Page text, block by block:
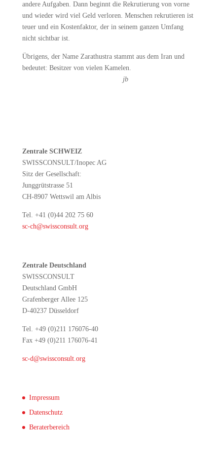
andere Aufgaben. Dann beginnt die Rekrutierung von vorne
und wieder wird viel Geld verloren. Menschen rekrutieren ist
teuer und ein Kostenfaktor, der in seinem ganzen Umfang
nicht sichtbar ist.
Übrigens, der Name Zarathustra stammt aus dem Iran und
bedeutet: Besitzer von vielen Kamelen.
jb
Zentrale SCHWEIZ
SWISSCONSULT/Inopec AG
Sitz der Gesellschaft:
Junggrütstrasse 51
CH-8907 Wettswil am Albis
Tel. +41 (0)44 202 75 60
sc-ch@swissconsult.org
Zentrale Deutschland
SWISSCONSULT
Deutschland GmbH
Grafenberger Allee 125
D-40237 Düsseldorf
Tel. +49 (0)211 176076-40
Fax +49 (0)211 176076-41
sc-d@swissconsult.org
Impressum
Datenschutz
Beraterbereich